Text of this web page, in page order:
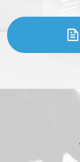
弊社が展開する